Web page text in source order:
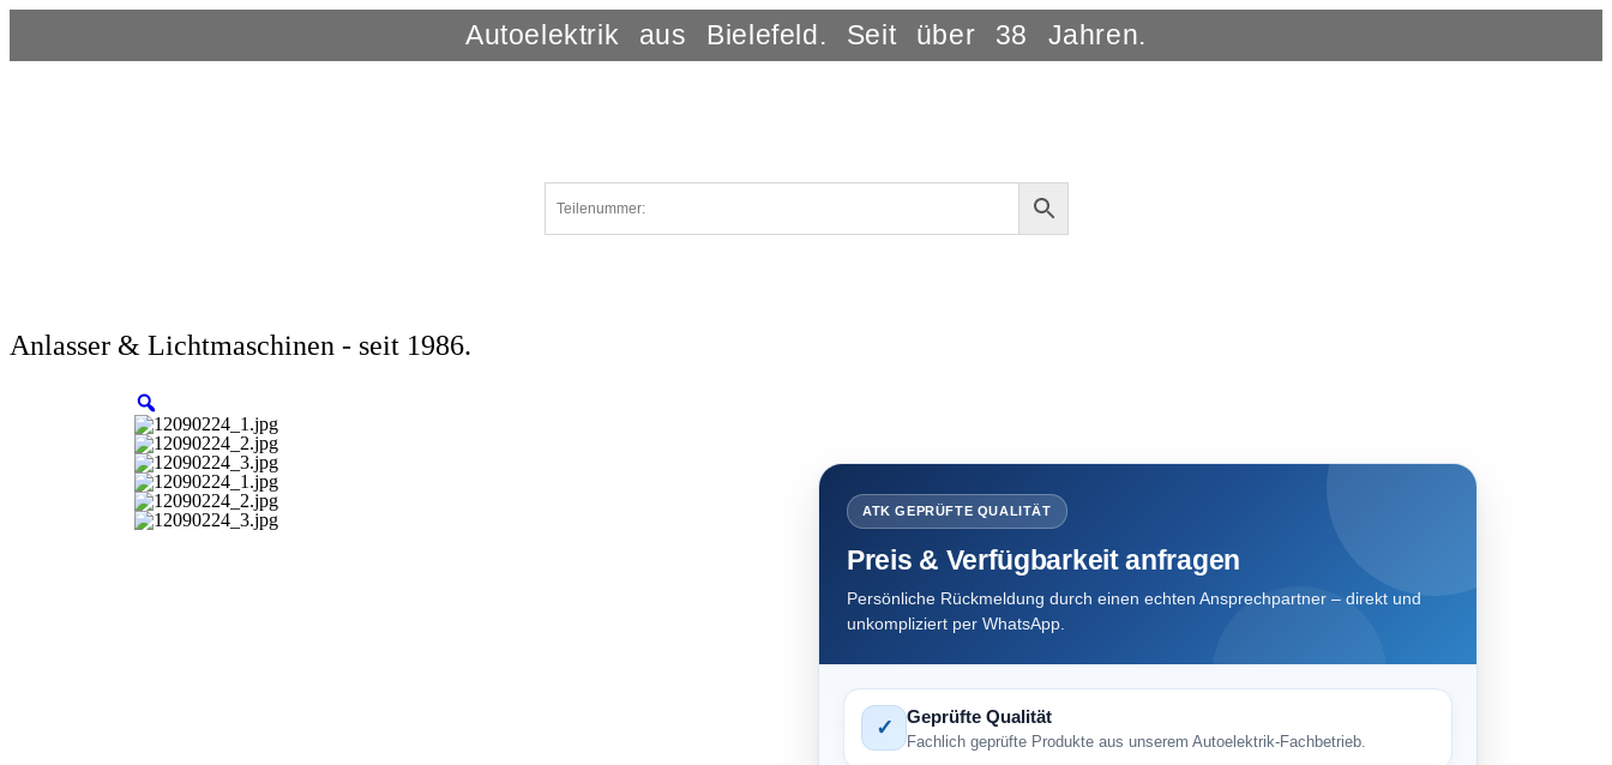
Autoelektrik aus Bielefeld. Seit über 38 Jahren.
Anlasser & Lichtmaschinen - seit 1986.
ATK GEPRÜFTE QUALITÄT
Preis & Verfügbarkeit anfragen
Persönliche Rückmeldung durch einen echten Ansprechpartner – direkt und
unkompliziert per WhatsApp.
✓ Geprüfte Qualität
Fachlich geprüfte Produkte aus unserem Autoelektrik-Fachbetrieb.